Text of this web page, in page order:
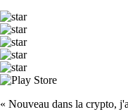
« Nouveau dans la crypto,